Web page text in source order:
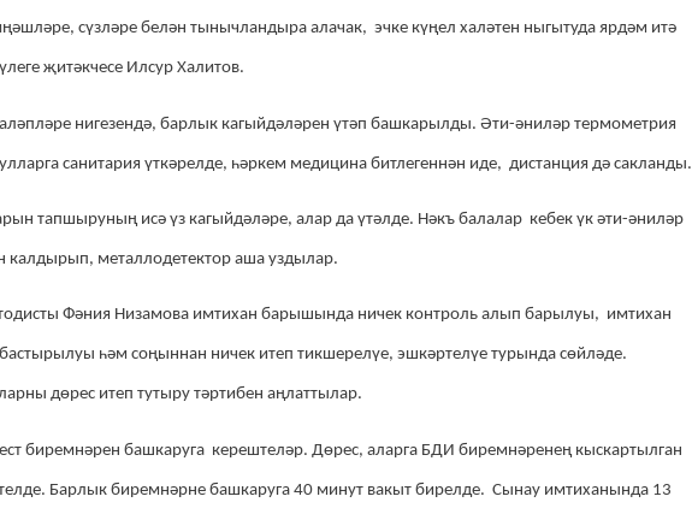
сүзләре белән тынычландыра алачак, эчке күңел халәтен ныгытуда ярдәм итә
җитәкчесе Илсур Халитов.
нигезендә, барлык кагыйдәләрен үтәп башкарылды. Әти-әниләр термометрия
санитария үткәрелде, һәркем медицина битлегеннән иде, дистанция дә сакланды.
тапшыруның исә үз кагыйдәләре, алар да үтәлде. Нәкъ балалар кебек үк әти-әниләр
калдырып, металлодетектор аша уздылар.
Фәния Низамова имтихан барышында ничек контроль алып барылуы, имтихан
һәм соңыннан ничек итеп тикшерелүе, эшкәртелүе турында сөйләде.
дөрес итеп тутыру тәртибен аңлаттылар.
биремнәрен башкаруга керештеләр. Дөрес, аларга БДИ биремнәренең кыскартылган
Барлык биремнәрне башкаруга 40 минут вакыт бирелде. Сынау имтиханында 13